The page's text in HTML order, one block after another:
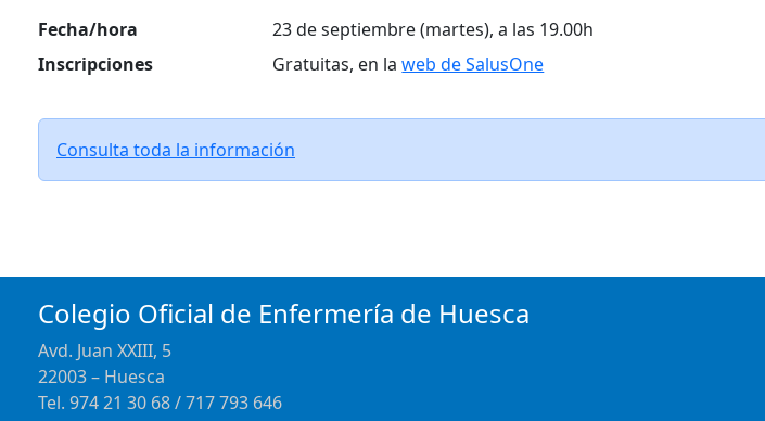
Fecha/hora
23 de septiembre (martes), a las 19.00h
Inscripciones
Gratuitas, en laweb de SalusOne
Consulta toda la información
Colegio Oficial de Enfermería de Huesca
Avd. Juan XXIII, 5
22003 – Huesca
Tel. 974 21 30 68 / 717 793 646